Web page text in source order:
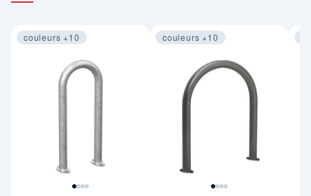
couleurs +10
Image 1 sur 4
couleurs +10
Image 1 sur 4